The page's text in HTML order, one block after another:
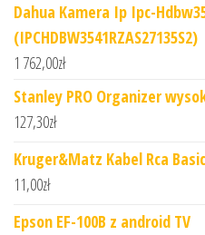
Dahua Kamera Ip Ipc-
(IPCHDBW3541RZAS27135S2)
1 762,00zł
Stanley PRO Organizer
127,30zł
Kruger&Matz Kabel Rca
11,00zł
Epson EF-100B z android TV